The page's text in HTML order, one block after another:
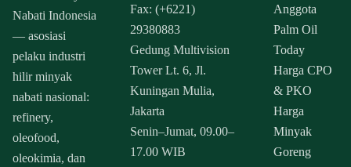
Nabati Indonesia
— asosiasi
pelaku industri
hilir minyak
nabati nasional:
refinery,
oleofood,
oleokimia, dan
Fax: (+6221)
29380883
Gedung Multivision
Tower Lt. 6, Jl.
Kuningan Mulia,
Jakarta
Senin–Jumat, 09.00–
17.00 WIB
Anggota
Palm Oil
Today
Harga CPO
& PKO
Harga
Minyak
Goreng